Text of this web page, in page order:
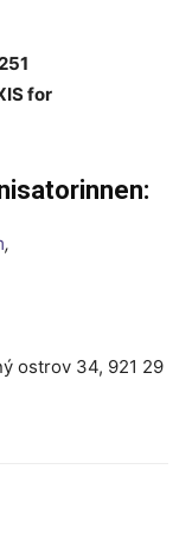
for
,
ostrov 34, 921 29